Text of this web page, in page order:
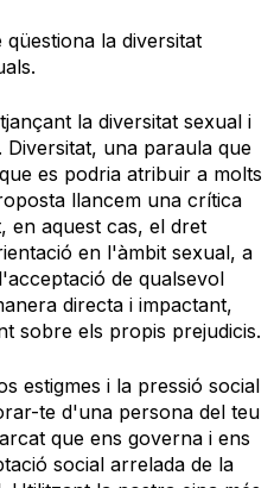
la diversitat
la diversitat sexual i
Diversitat, una paraula que
es podria atribuir a molts
llancem una crítica
en aquest cas, el dret
en l'àmbit sexual, a
de qualsevol
directa i impactant,
sobre els propis prejudicis.
estigmes i la pressió social
te d'una persona del teu
que ens governa i ens
social arrelada de la